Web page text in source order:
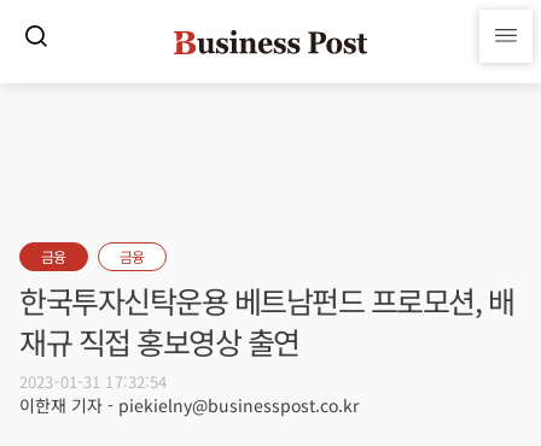
금융 금융
한국투자신탁운용 베트남펀드 프로모션, 배
재규 직접 홍보영상 출연
2023-01-31 17:32:54
이한재 기자 - piekielny@businesspost.co.kr